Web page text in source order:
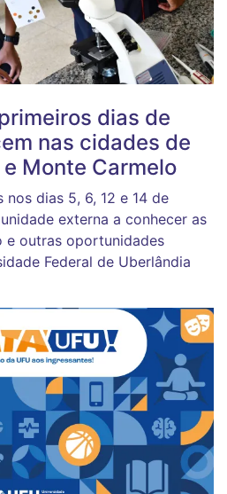
primeiros dias de
nas cidades de
Monte Carmelo
dias 5, 6, 12 e 14 de
externa a conhecer as
e outras oportunidades
Federal de Uberlândia